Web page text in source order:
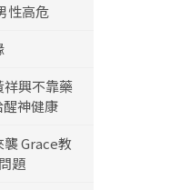
性高危
祥興不靠藥
神健康
Grace教
題